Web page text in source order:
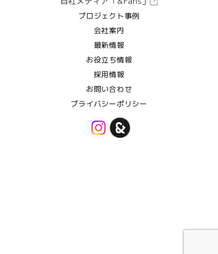
プロジェクト事例
会社案内
最新情報
お役立ち情報
採用情報
お問い合わせ
プライバシーポリシー